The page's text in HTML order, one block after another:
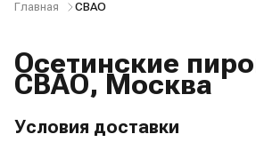
Главная СВАО
Осетинские
СВАО, Москва
Условия доставки